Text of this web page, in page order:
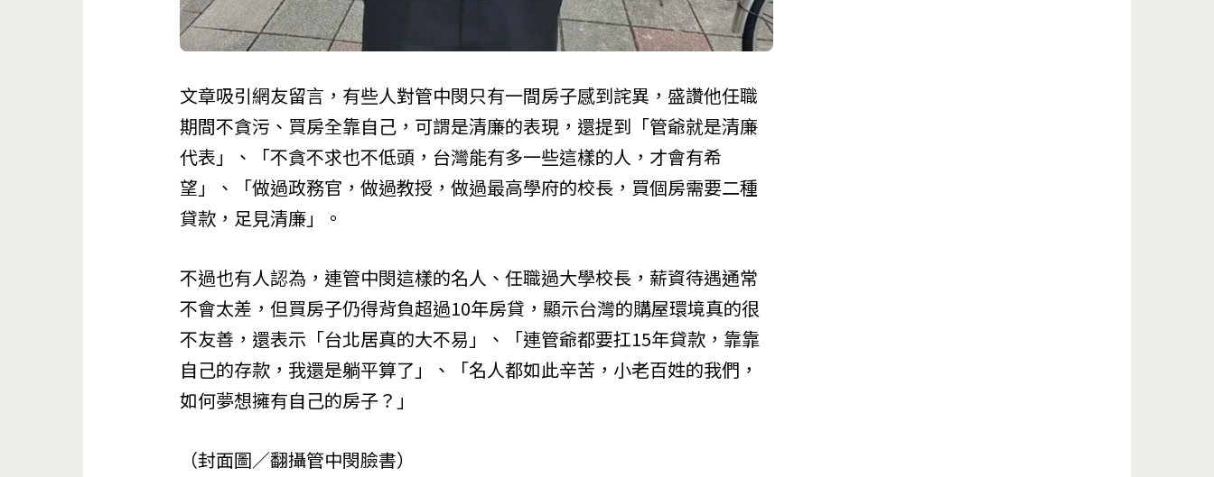
文章吸引網友留言，有些人對管中閔只有一間房子感到詫異，盛讚他任職
期間不貪污、買房全靠自己，可謂是清廉的表現，還提到「管爺就是清廉
代表」、「不貪不求也不低頭，台灣能有多一些這樣的人，才會有希
望」、「做過政務官，做過教授，做過最高學府的校長，買個房需要二種
貸款，足見清廉」。
不過也有人認為，連管中閔這樣的名人、任職過大學校長，薪資待遇通常
不會太差，但買房子仍得背負超過10年房貸，顯示台灣的購屋環境真的很
不友善，還表示「台北居真的大不易」、「連管爺都要扛15年貸款，靠靠
自己的存款，我還是躺平算了」、「名人都如此辛苦，小老百姓的我們，
如何夢想擁有自己的房子？」
（封面圖／翻攝管中閔臉書）